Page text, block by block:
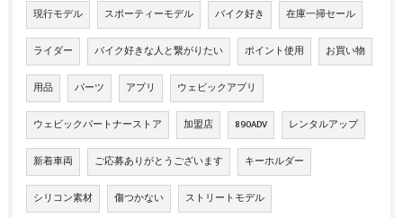
現行モデル スポーティーモデル バイク好き 在庫一掃セール
ライダー バイク好きな人と繋がりたい ポイント使用 お買い物
用品 パーツ アプリ ウェビックアプリ
ウェビックパートナーストア 加盟店 890ADV レンタルアップ
新着車両 ご応募ありがとうございます キーホルダー
シリコン素材 傷つかない ストリートモデル